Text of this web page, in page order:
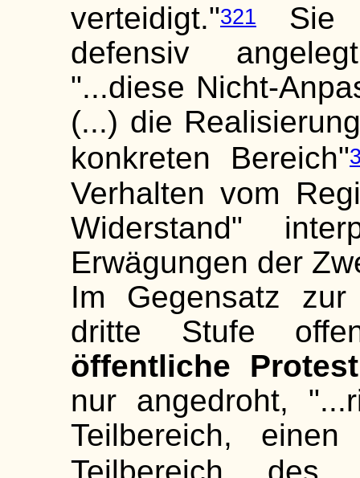
verteidigt."321
Sie
defensiv
"...diese Nicht-
(...) die
konkreten Bereich"
Verhalten vom
Widerstand"
Erwägungen der
Im Gegensatz
dritte Stufe
öffentliche Protest
nur angedroht,
Teilbereich, einen